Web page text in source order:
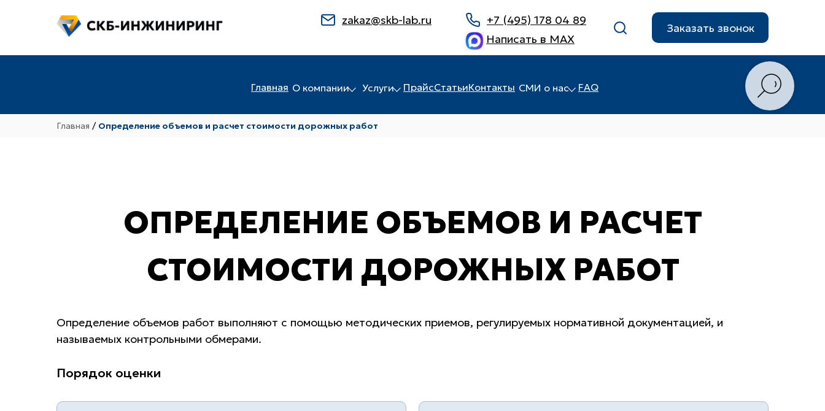
Написать в MAX
zakaz@skb-lab.ru +7 (495) 178 04 89
Заказать звонок
Главная О компании Услуги ПрайсСтатьиКонтакты СМИ о нас FAQ
Главная / Определение объемов и расчет стоимости дорожных работ
ОПРЕДЕЛЕНИЕ ОБЪЕМОВ И РАСЧЕТ
СТОИМОСТИ ДОРОЖНЫХ РАБОТ
Определение объемов работ выполняют с помощью методических приемов, регулируемых нормативной документацией, и
называемых контрольными обмерами.
Порядок оценки